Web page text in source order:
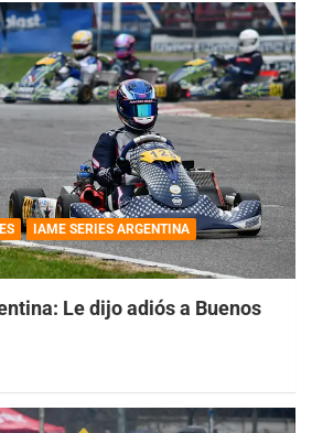
IAME SERIES ARGENTINA
Le dijo adiós a Buenos